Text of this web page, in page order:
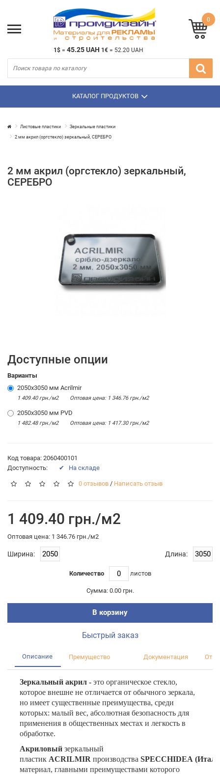
1$ = 45.25 UAH 1€ = 52.20 UAH
0
КАТАЛОГ ПРОДУКТОВ
Листовые пластики Зеркальные пластики
2 мм акрил (оргстекло) зеркальный, СЕРЕБРО
2 мм акрил (оргстекло) зеркальный,
СЕРЕБРО
Доступные опции
Варианты
2050х3050 мм Acrilmir
1 409.40 грн./м2 Оптовая цена: 1 346.76 грн./м2
2050х3050 мм PVD
1 482.48 грн./м2 Оптовая цена: 1 417.30 грн./м2
Код товара: 2060400101
Доступность:
✔ На складе
0 отзывов / Написать отзыв
1 409.40 грн./м2
Оптовая цена: 1 346.76 грн./м2
Ширина: Длина:
Количество листов
Сумма: 0.00 грн.
В корзину
Быстрый заказ
Описание Премущество Документация
Зеркальный акрил - это органическое стекло,
которое внешне не отличается от обычного зеркала,
но имеет существенные преимущества, среди
которых: малый вес, абсолютная безопасность для
применения в общественных местах и легкость в
обработке.
Акриловый зеркальный
пластик ACRILMIR производства SPECCHIDEA
материал, главными преимуществами которого